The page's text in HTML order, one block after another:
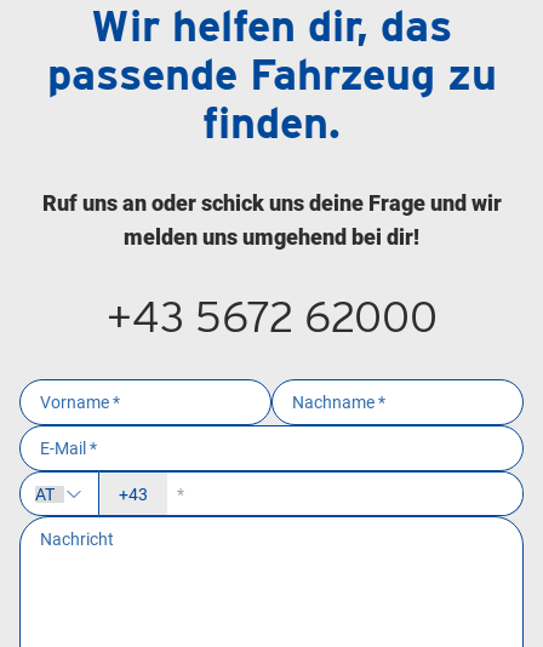
Wir helfen dir, das
passende Fahrzeug zu
finden.
Ruf uns an oder schick uns deine Frage und wir
melden uns umgehend bei dir!
+43 5672 62000
+43